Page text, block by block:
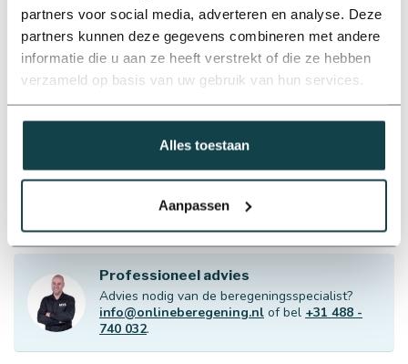
partners voor social media, adverteren en analyse. Deze
partners kunnen deze gegevens combineren met andere
informatie die u aan ze heeft verstrekt of die ze hebben
verzameld op basis van uw gebruik van hun services.
Alles toestaan
Aanpassen
Op voorraad
DAB hydrofoorpomp AquaJet
| 132M
Op voorraad
€439,41
RainBird RainBird 5004-PC
pop-up sproeier
€12,20
Professioneel advies
Advies nodig van de beregeningsspecialist?
info@onlineberegening.nl of bel +31 488 -
740 032.